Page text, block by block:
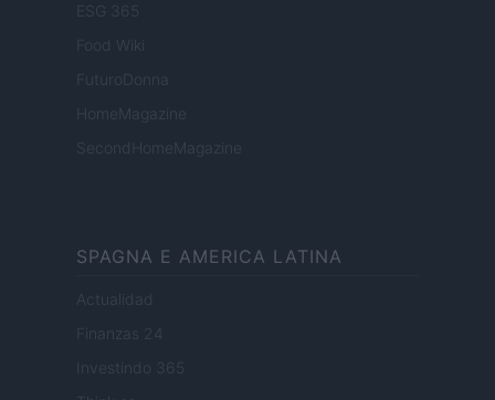
ESG 365
Food Wiki
FuturoDonna
HomeMagazine
SecondHomeMagazine
SPAGNA E AMERICA LATINA
Actualidad
Finanzas 24
Investindo 365